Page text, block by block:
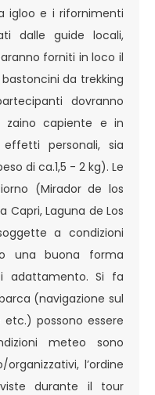
igloo e i rifornimenti
dalle guide locali,
forniti in loco il
da trekking
dovranno
zaino capiente e in
personali, sia
di ca.1,5 - 2 kg). Le
(Mirador de los
Capri, Laguna de Los
a condizioni
una buona forma
adattamento. Si fa
(navigazione sul
etc.) possono essere
meteo sono
l’ordine
durante il tour